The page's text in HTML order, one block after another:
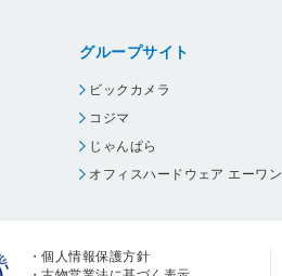
グループサイト
ビックカメラ
コジマ
じゃんぱら
オフィスハードウェア エーワン
・個人情報保護方針